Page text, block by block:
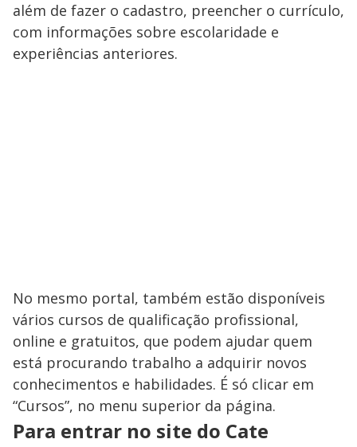
além de fazer o cadastro, preencher o currículo,
com informações sobre escolaridade e
experiências anteriores.
No mesmo portal, também estão disponíveis
vários cursos de qualificação profissional,
online e gratuitos, que podem ajudar quem
está procurando trabalho a adquirir novos
conhecimentos e habilidades. É só clicar em
“Cursos”, no menu superior da página.
Para entrar no site do Cate